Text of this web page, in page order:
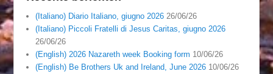
(Italiano) Diario Italiano, giugno 2026 26/06/26
(Italiano) Piccoli Fratelli di Jesus Caritas, giugno 2026
26/06/26
(English) 2026 Nazareth week Booking form 10/06/26
(English) Be Brothers Uk and Ireland, June 2026 10/06/26